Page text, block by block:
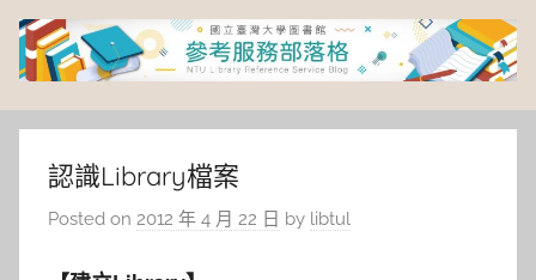
Skip
content
臺
灣
大
認識Library檔案
Posted on 2012 年 4 月 22 日 by libtul